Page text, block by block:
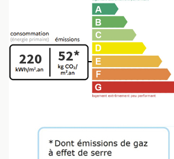
220 52*